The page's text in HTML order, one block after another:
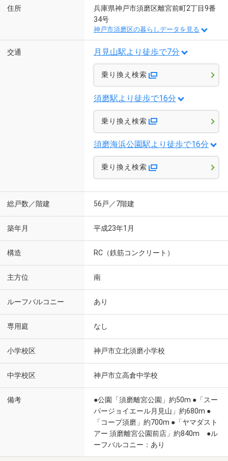
住所
兵庫県神戸市須磨区離宮前町2丁目9番
34号
神戸市須磨区の暮らしデータを見る
交通 月見山駅より徒歩で7分
乗り換え検索
須磨駅より徒歩で16分
乗り換え検索
須磨海浜公園駅より徒歩で16分
乗り換え検索
総戸数／階建 56戸／7階建
築年月 平成23年1月
構造 RC（鉄筋コンクリート）
主方位 南
ルーフバルコニー あり
専用庭 なし
小学校区 神戸市立北須磨小学校
中学校区 神戸市立高倉中学校
備考
●公園「須磨離宮公園」約50m ●「スー
パージョイエール月見山」約680m ●
「コープ須磨」約700m ●「ヤマダスト
アー 須磨離宮公園前店」約840m ●ル
ーフバルコニー：あり